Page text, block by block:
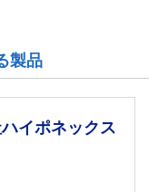
製品
イポネックス